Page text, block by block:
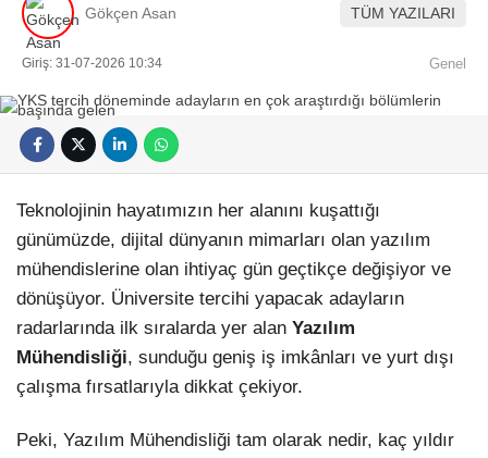
Gökçen Asan TÜM YAZILARI
Giriş: 31-07-2026 10:34 Genel
Teknolojinin hayatımızın her alanını kuşattığı
günümüzde, dijital dünyanın mimarları olan yazılım
mühendislerine olan ihtiyaç gün geçtikçe değişiyor ve
dönüşüyor. Üniversite tercihi yapacak adayların
radarlarında ilk sıralarda yer alan Yazılım
Mühendisliği, sunduğu geniş iş imkânları ve yurt dışı
çalışma fırsatlarıyla dikkat çekiyor.
Peki, Yazılım Mühendisliği tam olarak nedir, kaç yıldır